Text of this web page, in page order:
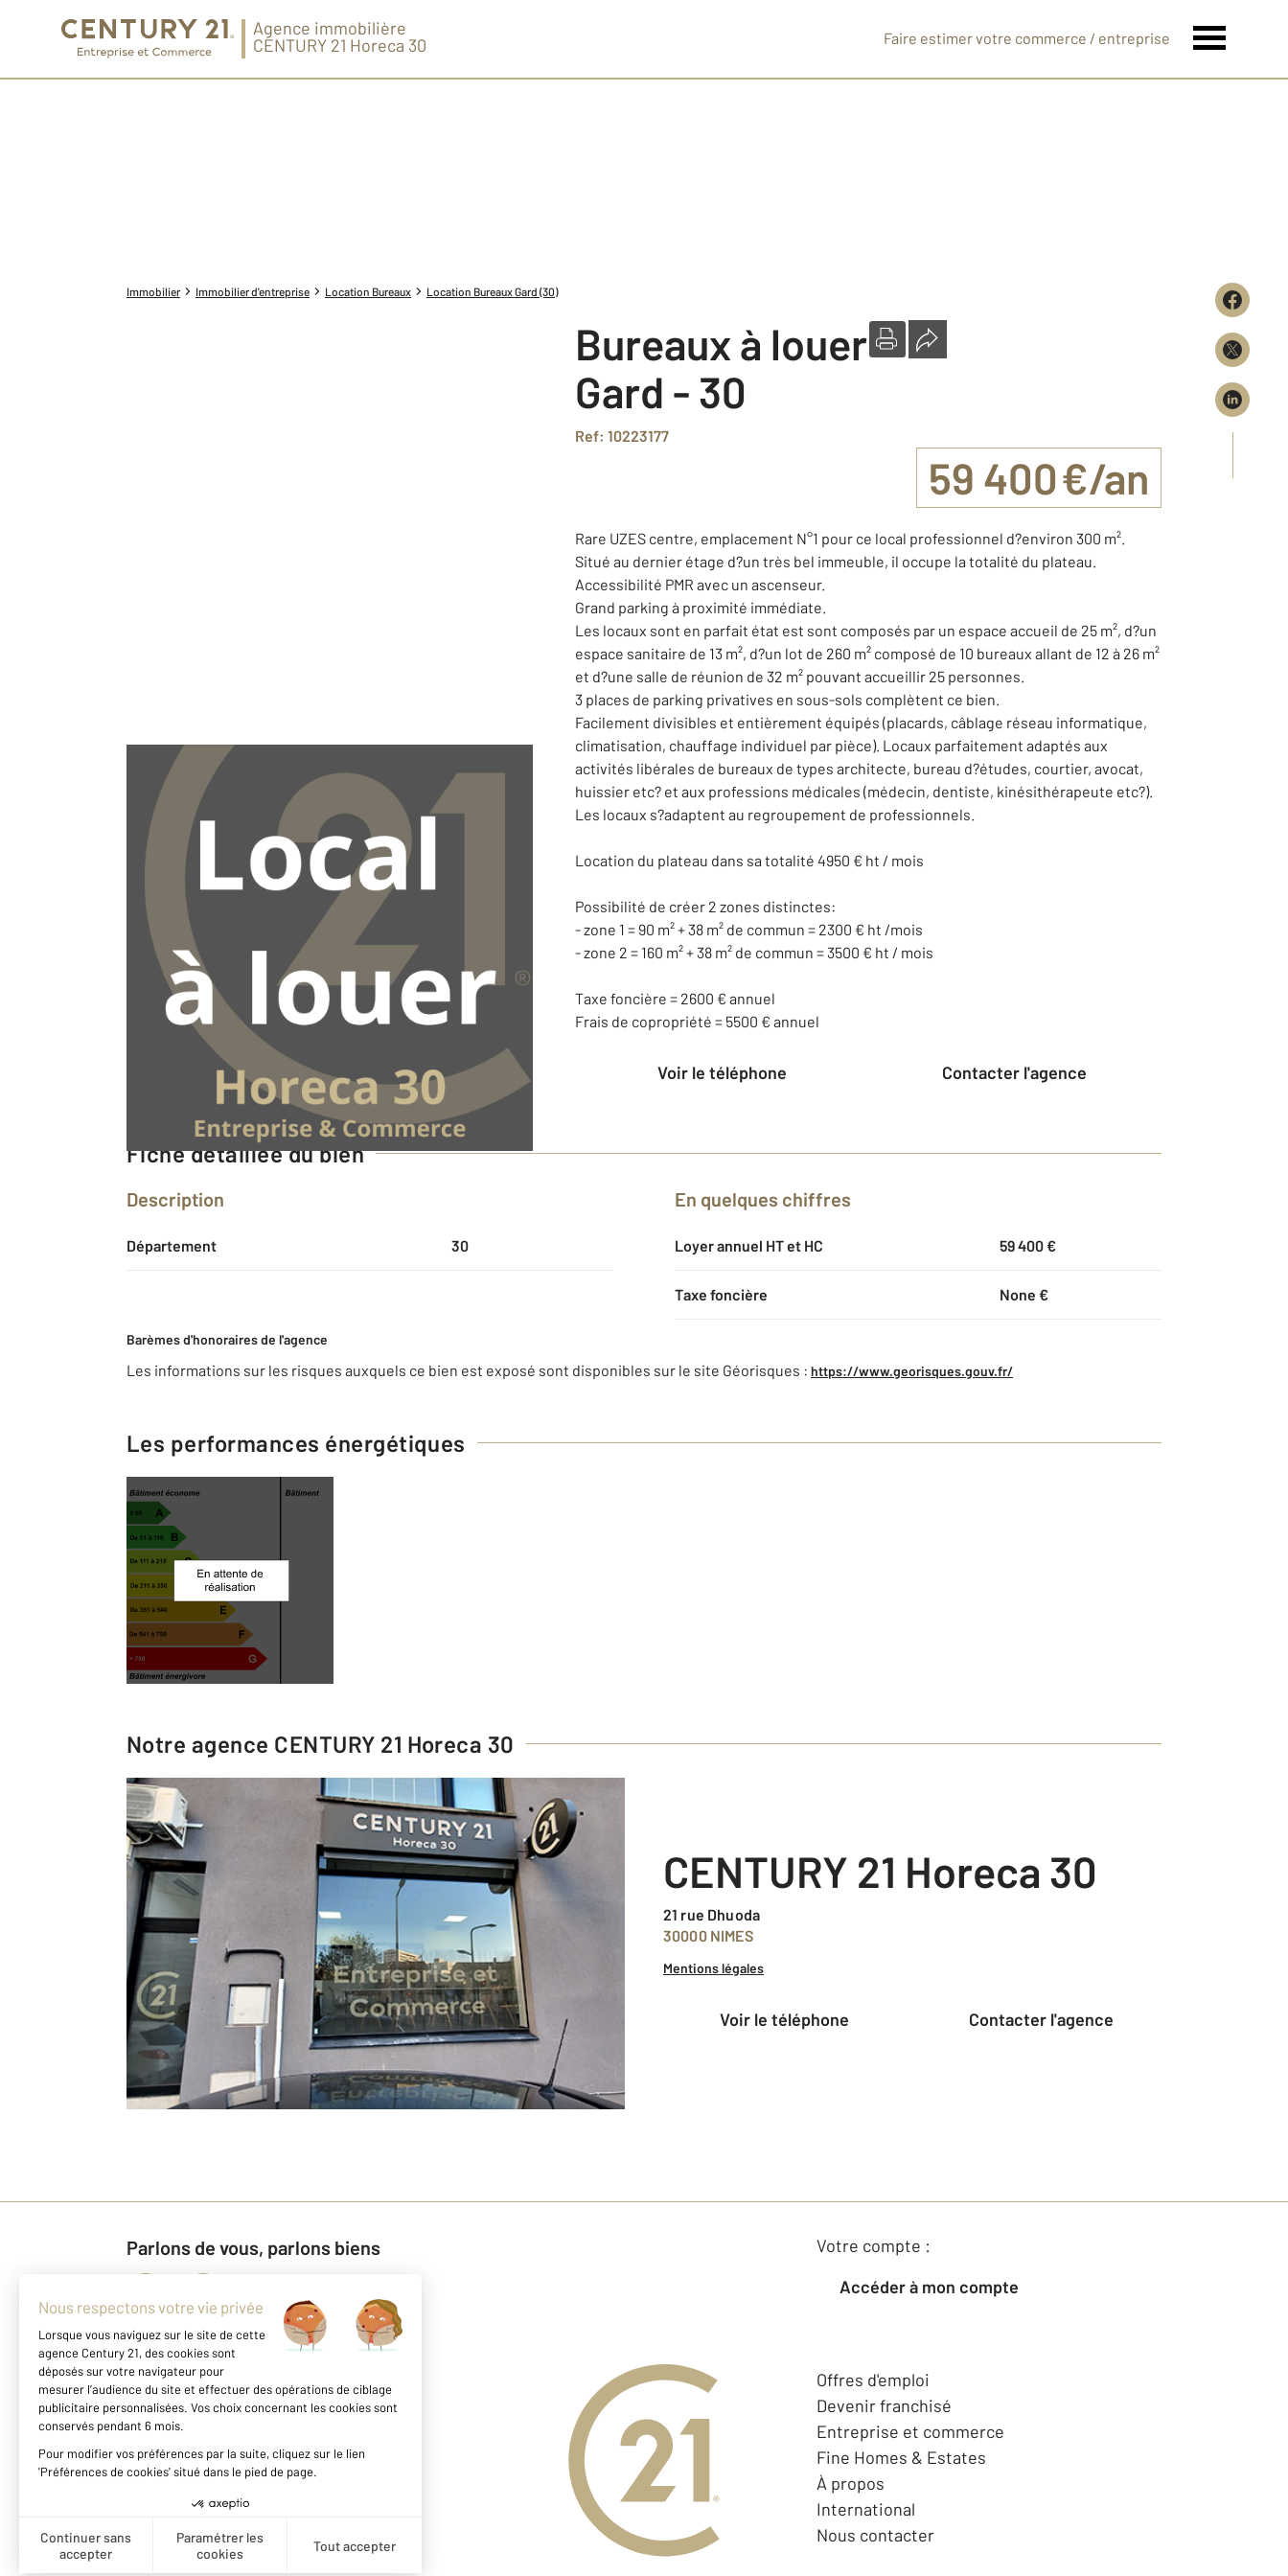
Agence immobilière
CENTURY 21 Horeca 30
Faire estimer votre commerce / entreprise
Immobilier Immobilier d'entreprise Location Bureaux Location Bureaux Gard (30)
Bureaux à louer
Gard - 30
Ref: 10223177
59 400 €/an
Rare UZES centre, emplacement N°1 pour ce local professionnel d?environ 300 m².
Situé au dernier étage d?un très bel immeuble, il occupe la totalité du plateau.
Accessibilité PMR avec un ascenseur.
Grand parking à proximité immédiate.
Les locaux sont en parfait état est sont composés par un espace accueil de 25 m², d?un
espace sanitaire de 13 m², d?un lot de 260 m² composé de 10 bureaux allant de 12 à 26 m²
et d?une salle de réunion de 32 m² pouvant accueillir 25 personnes.
3 places de parking privatives en sous-sols complètent ce bien.
Facilement divisibles et entièrement équipés (placards, câblage réseau informatique,
climatisation, chauffage individuel par pièce). Locaux parfaitement adaptés aux
activités libérales de bureaux de types architecte, bureau d?études, courtier, avocat,
huissier etc? et aux professions médicales (médecin, dentiste, kinésithérapeute etc?).
Les locaux s?adaptent au regroupement de professionnels.
Location du plateau dans sa totalité 4950 € ht / mois
Possibilité de créer 2 zones distinctes:
- zone 1 = 90 m² + 38 m² de commun = 2300 € ht /mois
- zone 2 = 160 m² + 38 m² de commun = 3500 € ht / mois
Taxe foncière = 2600 € annuel
Frais de copropriété = 5500 € annuel
Voir le téléphone Contacter l'agence
Fiche détaillée du bien
Description
Département 30
En quelques chiffres
Loyer annuel HT et HC 59 400 €
Taxe foncière None €
Barèmes d'honoraires de l'agence
Les informations sur les risques auxquels ce bien est exposé sont disponibles sur le site Géorisques : https://www.georisques.gouv.fr/
Les performances énergétiques
Notre agence CENTURY 21 Horeca 30
CENTURY 21 Horeca 30
21 rue Dhuoda
30000 NIMES
Mentions légales
voir le téléphone Contacter l'agence
Parlons de vous, parlons biens
Votre compte :
Accéder à mon compte
Offres d'emploi
Devenir franchisé
Entreprise et commerce
Fine Homes & Estates
À propos
International
Nous contacter